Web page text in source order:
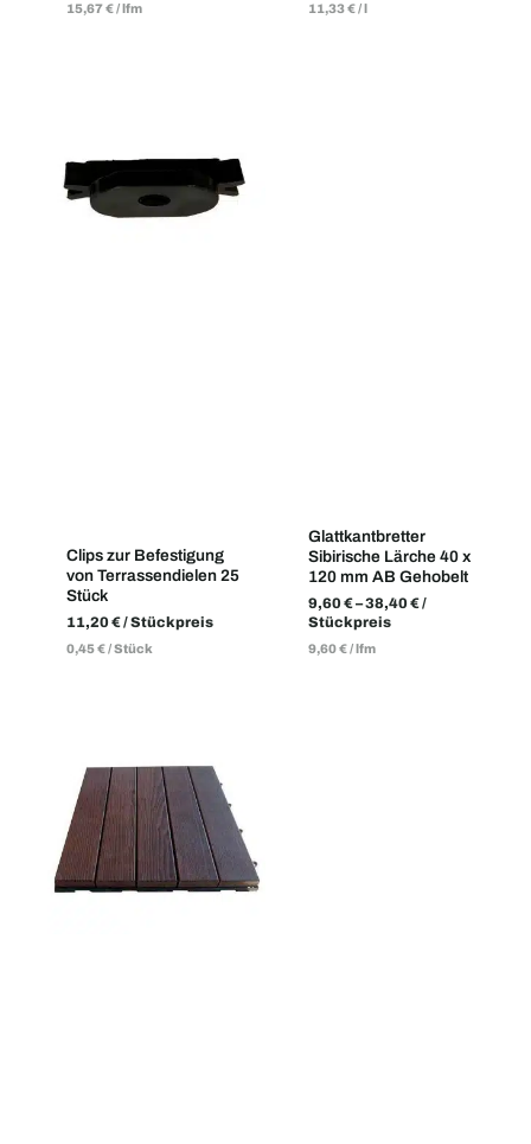
15,67€/lfm 11,33€/l
Clips zur Befestigung
von Terrassendielen 25
Stück
11,20€/ Stückpreis
0,45€/Stück
Glattkantbretter
Sibirische Lärche 40 x
120 mm AB Gehobelt
9,60€–38,40€/
Stückpreis
9,60€/lfm